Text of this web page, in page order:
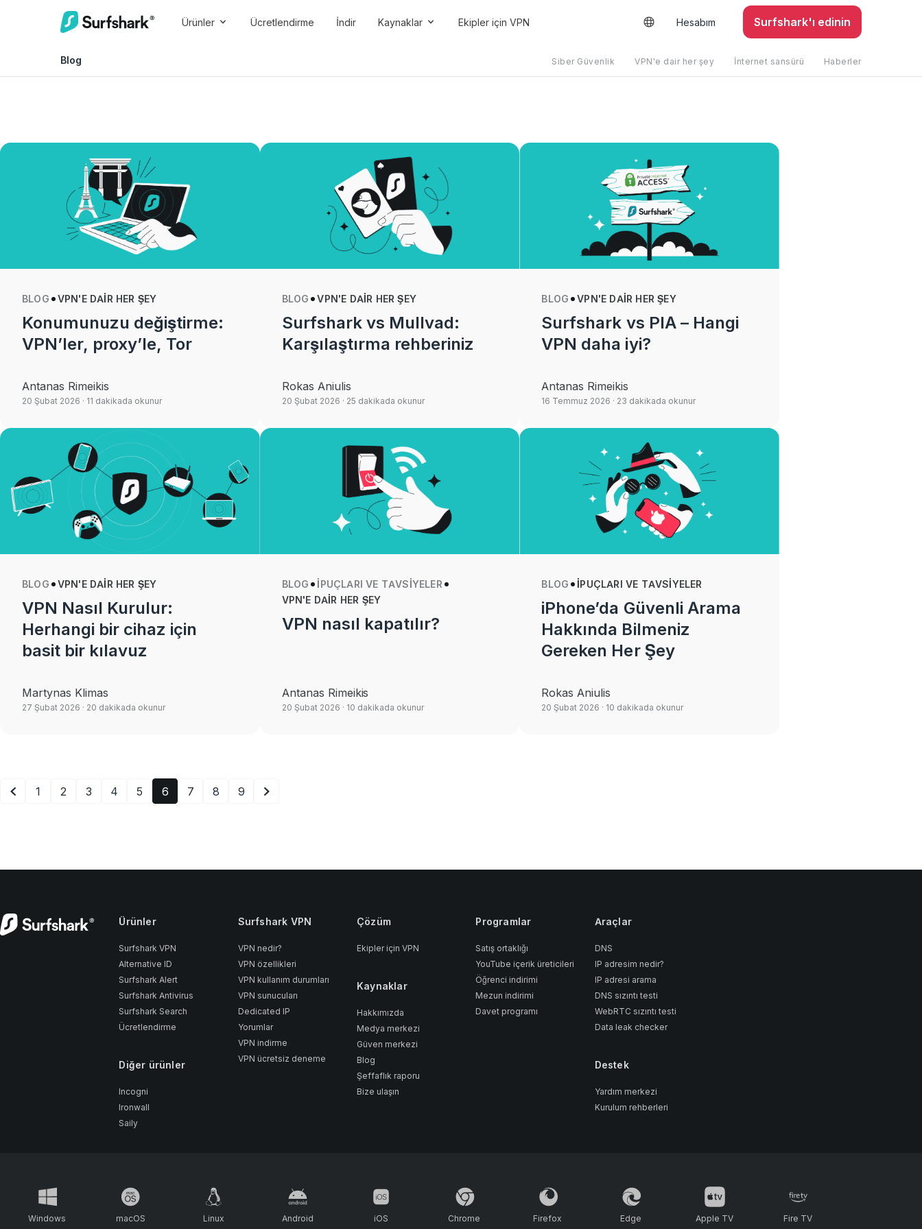
Ürünler Ücretlendirme İndir Kaynaklar Ekipler için VPN Hesabım Surfshark'ı edinin
Blog Siber Güvenlik VPN'e dair her şey İnternet sansürü Haberler
BLOG VPN'E DAIR HER ŞEY
Konumunuzu değiştirme:
VPN’ler, proxy’le, Tor
Antanas Rimeikis
20 Şubat 2026 · 11 dakikada okunur
BLOG VPN'E DAIR HER ŞEY
Surfshark vs Mullvad:
Karşılaştırma rehberiniz
Rokas Aniulis
20 Şubat 2026 · 25 dakikada okunur
BLOG VPN'E DAIR HER ŞEY
Surfshark vs PIA – Hangi
VPN daha iyi?
Antanas Rimeikis
16 Temmuz 2026 · 23 dakikada okunur
BLOG VPN'E DAIR HER ŞEY
VPN Nasıl Kurulur:
Herhangi bir cihaz için
basit bir kılavuz
Martynas Klimas
27 Şubat 2026 · 20 dakikada okunur
BLOG
İPUÇLARI VE TAVSIYELER
VPN'E DAIR HER ŞEY
VPN nasıl kapatılır?
Antanas Rimeikis
20 Şubat 2026 · 10 dakikada okunur
BLOG İPUÇLARI VE TAVSIYELER
iPhone’da Güvenli Arama
Hakkında Bilmeniz
Gereken Her Şey
Rokas Aniulis
20 Şubat 2026 · 10 dakikada okunur
1 2 3 4 5 6 7 8 9
Ürünler
Surfshark VPN
Alternative ID
Surfshark Alert
Surfshark Antivirus
Surfshark Search
Ücretlendirme
Diğer ürünler
Incogni
Ironwall
Saily
Surfshark VPN
VPN nedir?
VPN özellikleri
VPN kullanım durumları
VPN sunucuları
Dedicated IP
Yorumlar
VPN indirme
VPN ücretsiz deneme
Çözüm
Ekipler için VPN
Kaynaklar
Hakkımızda
Medya merkezi
Güven merkezi
Blog
Şeffaflık raporu
Bize ulaşın
Programlar
Satış ortaklığı
YouTube içerik üreticileri
Öğrenci indirimi
Mezun indirimi
Davet programı
Araçlar
DNS
IP adresim nedir?
IP adresi arama
DNS sızıntı testi
WebRTC sızıntı testi
Data leak checker
Destek
Yardım merkezi
Kurulum rehberleri
Android iOS Chrome
Windows macOS Firefox Fire TV
Apple TV
Edge
Linux